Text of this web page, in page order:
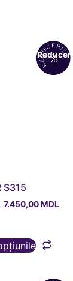
S315
7.450,00MDL